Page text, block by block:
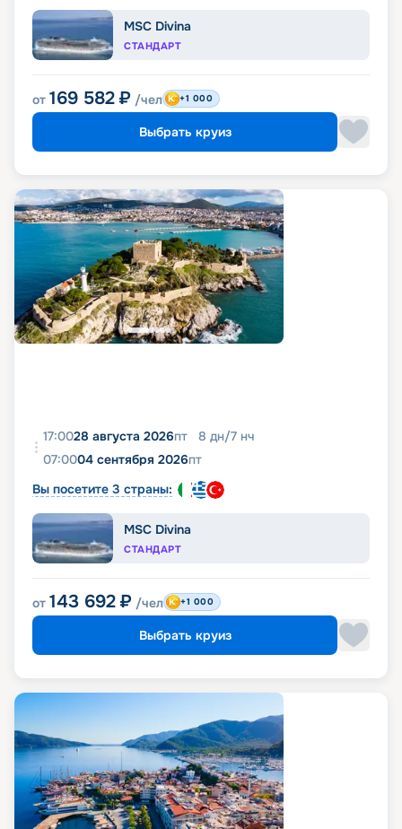
MSC Divina
СТАНДАРТ
от 169 582 ₽ /чел +1 000
Выбрать круиз
17:0028 августа 2026пт 8 дн/7 нч
07:0004 сентября 2026пт
Вы посетите 3 страны:
MSC Divina
СТАНДАРТ
от 143 692 ₽ /чел +1 000
Выбрать круиз